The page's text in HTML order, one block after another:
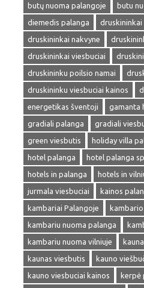
butų nuoma palangoje
butu
diemedis palanga
druskininkai
druskininkai nakvyne
druskininkai viesbuciai
druskininku poilsio namai
druskininku viesbuciai kainos
energetikas šventoji
gamanta
gradiali palanga
gradiali
green viesbutis
holiday villa
hotel palanga
hotel palanga
hotels in palanga
hotels in
jurmala viesbuciai
kainos
kambariai Palangoje
kambariu nuoma palanga
kambariu nuoma vilniuje
kaunas viesbutis
kauno
kauno viesbuciai kainos
kerpė